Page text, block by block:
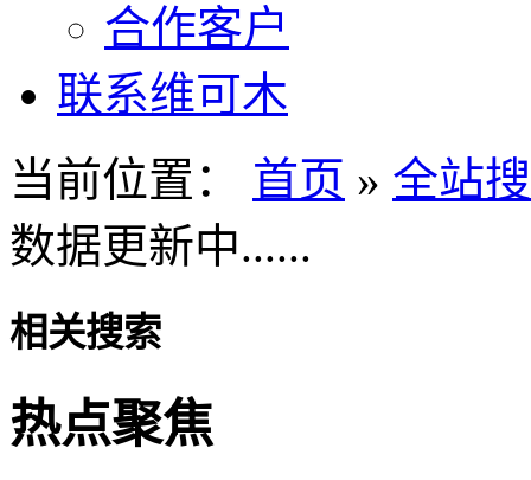
合作客户
联系维可木
当前位置：
首页 » 全站
数据更新中......
相关搜索
热点聚焦